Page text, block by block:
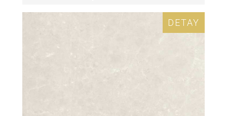
DETAY